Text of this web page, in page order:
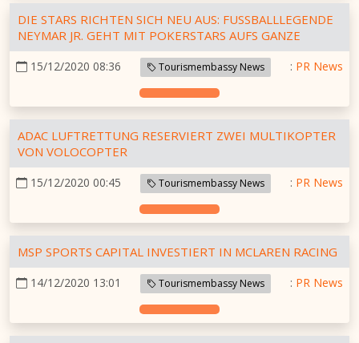
DIE STARS RICHTEN SICH NEU AUS: FUSSBALLLEGENDE
NEYMAR JR. GEHT MIT POKERSTARS AUFS GANZE
15/12/2020 08:36 Tourismembassy News : PR News
ADAC LUFTRETTUNG RESERVIERT ZWEI MULTIKOPTER
VON VOLOCOPTER
15/12/2020 00:45 Tourismembassy News : PR News
MSP SPORTS CAPITAL INVESTIERT IN MCLAREN RACING
14/12/2020 13:01 Tourismembassy News : PR News